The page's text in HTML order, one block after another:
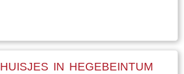
moeite waard om het park eens
IN HEGEBEINTUM